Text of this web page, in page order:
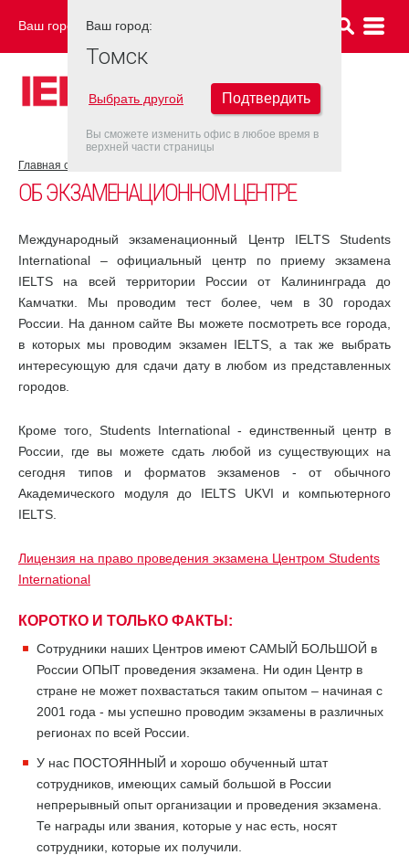
Ваш город: ТОМСК
Главная страница
ОБ ЭКЗАМЕНАЦИОННОМ ЦЕНТРЕ
Международный экзаменационный Центр IELTS Students
International – официальный центр по приему экзамена
IELTS на всей территории России от Калининграда до
Камчатки. Мы проводим тест более, чем в 30 городах
России. На данном сайте Вы можете посмотреть все города,
в которых мы проводим экзамен IELTS, а так же выбрать
интересующую для сдачи дату в любом из представленных
городов.
Кроме того, Students International - единственный центр в
России, где вы можете сдать любой из существующих на
сегодня типов и форматов экзаменов - от обычного
Академического модуля до IELTS UKVI и компьютерного
IELTS.
Лицензия на право проведения экзамена Центром Students
International
КОРОТКО И ТОЛЬКО ФАКТЫ:
Сотрудники наших Центров имеют САМЫЙ БОЛЬШОЙ в
России ОПЫТ проведения экзамена. Ни один Центр в
стране не может похвастаться таким опытом – начиная с
2001 года - мы успешно проводим экзамены в различных
регионах по всей России.
У нас ПОСТОЯННЫЙ и хорошо обученный штат
сотрудников, имеющих самый большой в России
непрерывный опыт организации и проведения экзамена.
Те награды или звания, которые у нас есть, носят
сотрудники, которые их получили.
Ваш город:
Томск
Выбрать другой Подтвердить
Вы сможете изменить офис в любое время в
верхней части страницы